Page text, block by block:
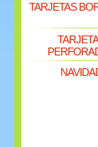
TARJETAS